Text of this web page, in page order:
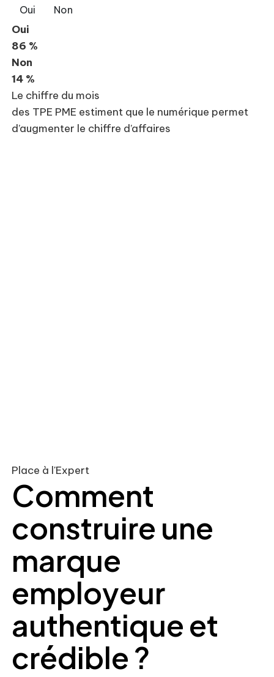
Oui Non
Oui
86 %
Non
14 %
Le chiffre du mois
des TPE PME estiment que le numérique permet
d’augmenter le chiffre d’affaires
Place à l'Expert
Comment
construire une
marque
employeur
authentique et
crédible ?